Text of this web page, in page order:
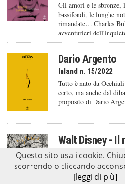
Gli amori e le sbronze,
bassifondi, le lunghe
rimandate… Charles
avventurieri
Dario Argento
Inland n. 15/2022
Tutto è nato da
certo, ma anche dal
proposito di Dario
Walt Disney - Il
Antarès n. 10/2015
«Credo che dopo una
la tempesta sia il
Questo sito usa i cookie.
scorrendo o cliccando
[leggi di più]